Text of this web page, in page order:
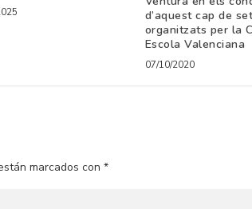
d’aquest cap de
organitzats per la
Escola Valenciana
07/10/2020
marcados con*